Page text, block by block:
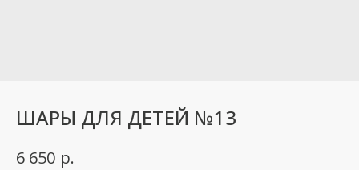
ШАРЫ ДЛЯ ДЕТЕЙ №13
6 650 р.